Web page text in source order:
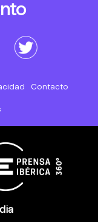
Contacto